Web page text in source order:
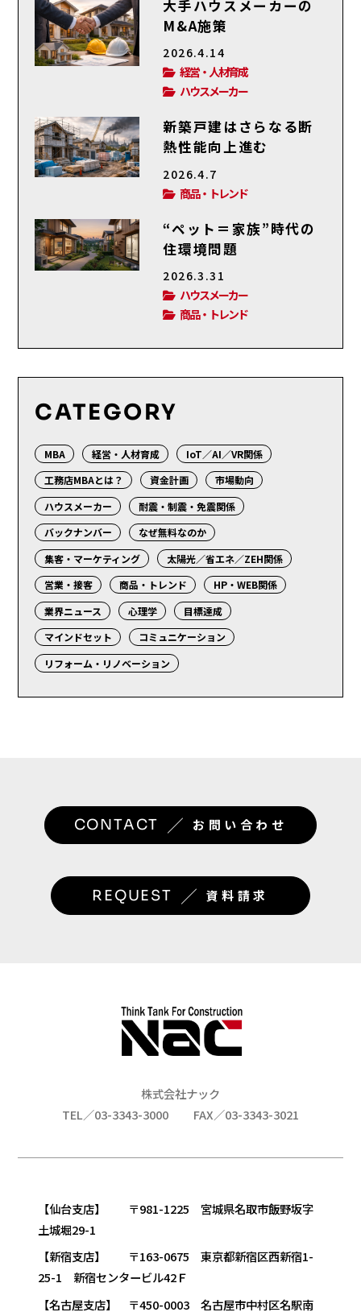
大手ハウスメーカーの
M&A施策
2026.4.14
経営・人材育成
ハウスメーカー
新築戸建はさらなる断
熱性能向上進む
2026.4.7
商品・トレンド
“ペット＝家族”時代の
住環境問題
2026.3.31
ハウスメーカー
商品・トレンド
CATEGORY
MBA 経営・人材育成
IoT／AI／VR関係
工務店MBAとは？
資金計画
市場動向
ハウスメーカー
耐震・制震・免震関係
バックナンバー
なぜ無料なのか
集客・マーケティング
太陽光／省エネ／ZEH関係
営業・接客
商品・トレンド
HP・WEB関係
業界ニュース
心理学
目標達成
マインドセット
コミュニケーション
リフォーム・リノベーション
CONTACT ／ お問い合わせ
REQUEST ／ 資料請求
株式会社ナック
TEL／03-3343-3000
FAX／03-3343-3021
【仙台支店】 〒981-1225 宮城県名取市飯野坂字
土城堀29-1
【新宿支店】 〒163-0675 東京都新宿区西新宿1-
25-1 新宿センタービル42Ｆ
【名古屋支店】 〒450-0003 名古屋市中村区名駅南